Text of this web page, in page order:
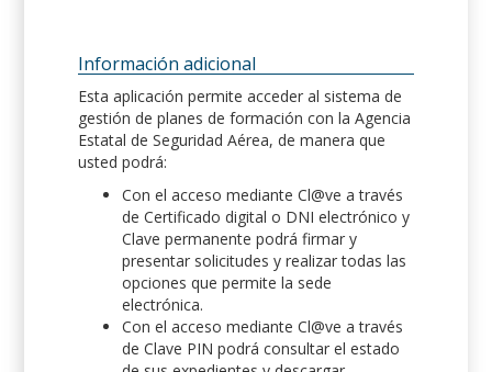
Información adicional
Esta aplicación permite acceder al sistema de
gestión de planes de formación con la Agencia
Estatal de Seguridad Aérea, de manera que
usted podrá:
Con el acceso mediante Cl@ve a través
de Certificado digital o DNI electrónico y
Clave permanente podrá firmar y
presentar solicitudes y realizar todas las
opciones que permite la sede
electrónica.
Con el acceso mediante Cl@ve a través
de Clave PIN podrá consultar el estado